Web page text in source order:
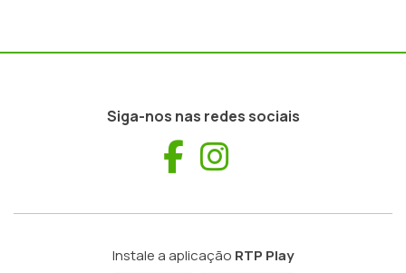
Siga-nos nas redes sociais
Facebook
Instale a aplicação RTP Play